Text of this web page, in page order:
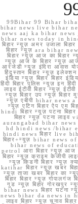
99Bihar 99 Bihar
bihar news live bihar
news aaj ka bihar news
bihar news today in hindi
बिहार न्यूज़ अमर उजाला
बिहार न्यूज़ ara bihar
बिहार न्यूज़ आज का बिहार
न्यूज़ आज के बिहार न्यूज़ आज
आरजेडी न्यूज़ इंदिरा आवास
हिंदुस्तान बिहार न्यूज़
इंडिया न्यूज़ बिहार बिहार
हिंदी बिहार पुलिस न्यूज़ इन
लाइव ईटीवी बिहार न्यूज़
न्यूज़ बिहार उप न्यूज़ बिहार
न्यूज़ एबीपी bihar news a
न्यूज़ एटिन बिहार ऐप एम
hindi बिहार न्यूज़ पटना
बिहार न्यूज़ पटना लाइव
aurangabad bihar
hd hindi news /bihar
hindi news बिहार live
बिहार+न्यूज़ bihar news
bihar news of
petrol आरा बिहार न्यूज़ आज
बिहार न्यूज़ क्राइम केजीपी
न्यूज़ किडनी बिहार न्यूज़
katihar बिहार न्यूज़ खबर
न्यूज़ ताजा खबर बिहार का
बिहार बिहार न्यूज़ गोपालगंज
गुड न्यूज़ बिहार गोरखपुर
bihar news बिहार घटना
news bihar da news in
लाइव बिहार न्यूज़ चुनाव